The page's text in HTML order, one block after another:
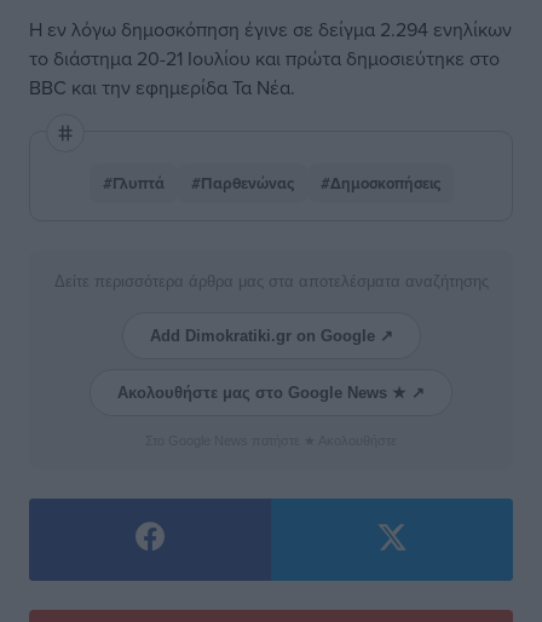
Η εν λόγω δημοσκόπηση έγινε σε δείγμα 2.294 ενηλίκων
το διάστημα 20-21 Ιουλίου και πρώτα δημοσιεύτηκε στο
BBC και την εφημερίδα Τα Νέα.
#Γλυπτά #Παρθενώνας #Δημοσκοπήσεις
Δείτε περισσότερα άρθρα μας στα αποτελέσματα αναζήτησης
Add Dimokratiki.gr on Google ↗
Ακολουθήστε μας στο Google News ★ ↗